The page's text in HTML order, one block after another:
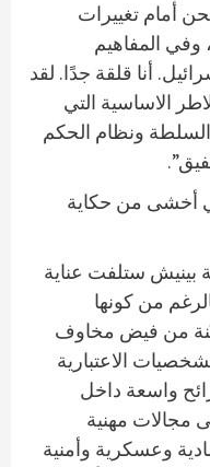
أمام تغييرات
المفاهيم
أنا قلقة جدًا. لقد
الاساسية التي
ونظام الحكم
أخشى من حكاية
بينيش ستلفت عناية
من كونها
من فيض مخاوف
الاعتبارية
واسعة داخل
مجالات مهنية
وعسكرية وأمنية